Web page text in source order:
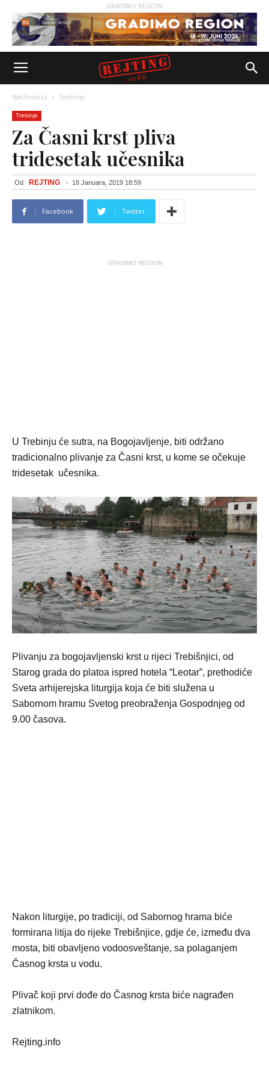
GRADIMO REGION
Naslovnica Trebinje
Trebinje
Za Časni krst pliva
tridesetak učesnika
Od REJTING - 18 Januara, 2019 18:59
Facebook Twitter
GRADIMO REGION
U Trebinju će sutra, na Bogojavljenje, biti održano
tradicionalno plivanje za Časni krst, u kome se očekuje
tridesetak učesnika.
Plivanju za bogojavljenski krst u rijeci Trebišnjici, od
Starog grada do platoa ispred hotela “Leotar”, prethodiće
Sveta arhijerejska liturgija koja će biti služena u
Sabornom hramu Svetog preobraženja Gospodnjeg od
9.00 časova.
Nakon liturgije, po tradiciji, od Sabornog hrama biće
formirana litija do rijeke Trebišnjice, gdje će, između dva
mosta, biti obavljeno vodoosveštanje, sa polaganjem
Časnog krsta u vodu.
Plivač koji prvi dođe do Časnog krsta biće nagrađen
zlatnikom.
Rejting.info